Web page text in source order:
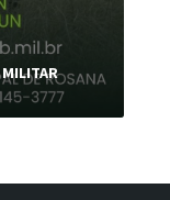
MILITAR